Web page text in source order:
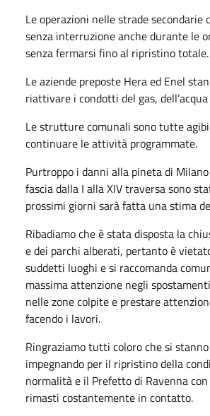
Le operazioni nelle strade secondarie
senza interruzione anche durante le
senza fermarsi fino al ripristino totale.
Le aziende preposte Hera ed Enel
riattivare i condotti del gas,
Le strutture comunali sono tutte
continuare le attività programmate.
Purtroppo i danni alla pineta di
fascia dalla I alla XIV traversa sono
prossimi giorni sarà fatta una stima
Ribadiamo che è stata disposta la
e dei parchi alberati, pertanto è
suddetti luoghi e si raccomanda
massima attenzione negli
nelle zone colpite e prestare
facendo i lavori.
Ringraziamo tutti coloro che si
impegnando per il ripristino della
normalità e il Prefetto di Ravenna
rimasti costantemente in contatto.